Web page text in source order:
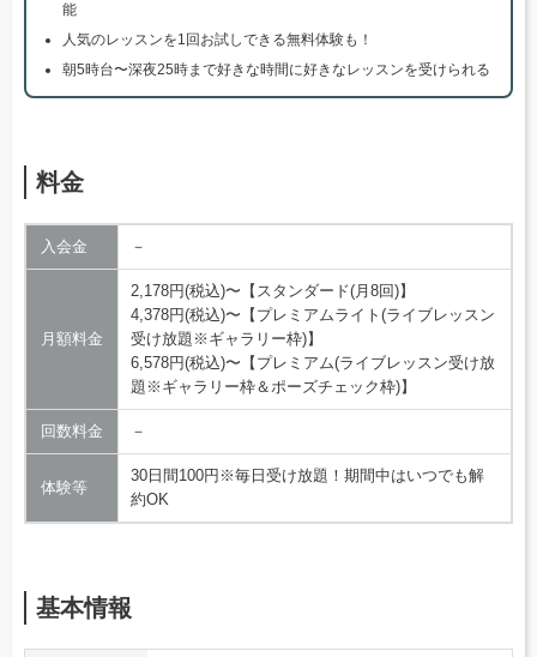
能
人気のレッスンを1回お試しできる無料体験も！
朝5時台〜深夜25時まで好きな時間に好きなレッスンを受けられる
料金
入会金 －
月額料金
2,178円(税込)〜【スタンダード(月8回)】
4,378円(税込)〜【プレミアムライト(ライブレッスン
受け放題※ギャラリー枠)】
6,578円(税込)〜【プレミアム(ライブレッスン受け放
題※ギャラリー枠＆ポーズチェック枠)】
回数料金 －
体験等
30日間100円※毎日受け放題！期間中はいつでも解
約OK
基本情報